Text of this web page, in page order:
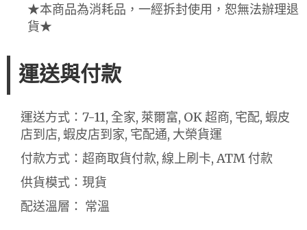
★本商品為消耗品，一經拆封使用，恕無法辦理退
貨★
運送與付款
運送方式：7-11, 全家, 萊爾富, OK 超商, 宅配, 蝦皮
店到店, 蝦皮店到家, 宅配通, 大榮貨運
付款方式：超商取貨付款, 線上刷卡, ATM 付款
供貨模式：現貨
配送溫層： 常溫